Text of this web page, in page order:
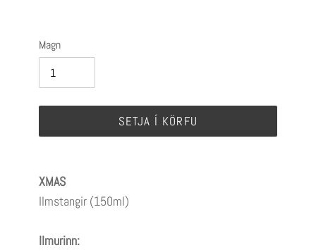
Magn
SETJA Í KÖRFU
XMAS
Ilmstangir (150ml)
Ilmurinn: